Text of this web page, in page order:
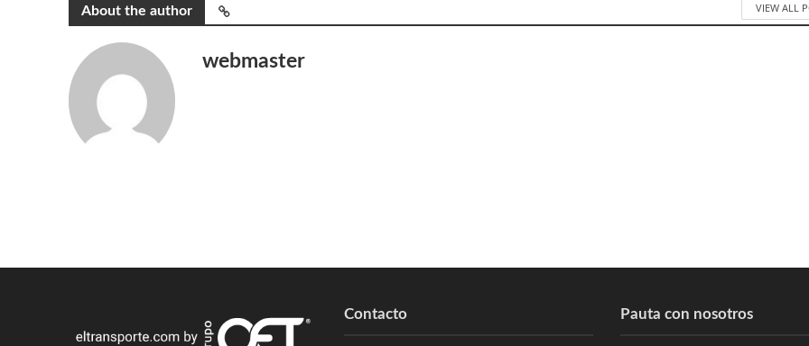
About the author VIEW ALL
webmaster
Contacto Pauta con nosotros